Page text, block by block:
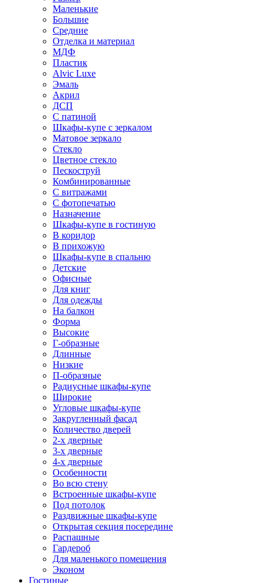
Маленькие
Большие
Средние
Отделка и материал
МДФ
Пластик
Alvic Luxe
Эмаль
Акрил
ДСП
С патиной
Шкафы-купе с зеркалом
Матовое зеркало
Стекло
Цветное стекло
Пескоструй
Комбинированные
С витражами
С фотопечатью
Назначение
Шкафы-купе в гостиную
В коридор
В прихожую
Шкафы-купе в спальню
Детские
Офисные
Для книг
Для одежды
На балкон
Форма
Высокие
Г-образные
Длинные
Низкие
П-образные
Радиусные шкафы-купе
Широкие
Угловые шкафы-купе
Закругленный фасад
Количество дверей
2-х дверные
3-х дверные
4-х дверные
Особенности
Во всю стену
Встроенные шкафы-купе
Под потолок
Раздвижные шкафы-купе
Открытая секция посередине
Распашные
Гардероб
Для маленького помещения
Эконом
Гостиные